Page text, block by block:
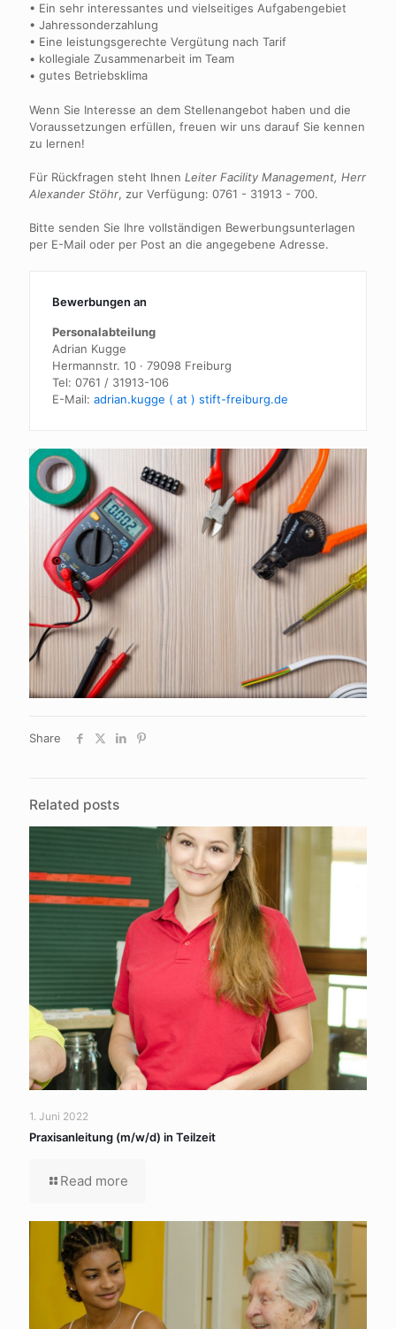
• Ein sehr interessantes und vielseitiges Aufgabengebiet
• Jahressonderzahlung
• Eine leistungsgerechte Vergütung nach Tarif
• kollegiale Zusammenarbeit im Team
• gutes Betriebsklima
Wenn Sie Interesse an dem Stellenangebot haben und die
Voraussetzungen erfüllen, freuen wir uns darauf Sie kennen
zu lernen!
Für Rückfragen steht Ihnen Leiter Facility Management, Herr
Alexander Stöhr, zur Verfügung: 0761 - 31913 - 700.
Bitte senden Sie Ihre vollständigen Bewerbungsunterlagen
per E-Mail oder per Post an die angegebene Adresse.
Bewerbungen an
Personalabteilung
Adrian Kugge
Hermannstr. 10 · 79098 Freiburg
Tel: 0761 / 31913-106
E-Mail: adrian.kugge ( at ) stift-freiburg.de
Share
Related posts
1. Juni 2022
Praxisanleitung (m/w/d) in Teilzeit
Read more